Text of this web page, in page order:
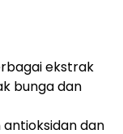
ekstrak
bunga dan
antioksidan dan